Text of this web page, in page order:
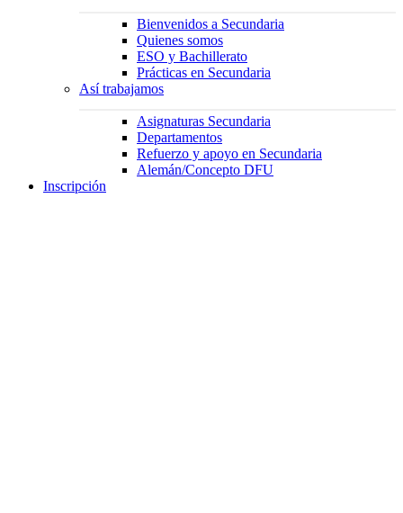
Bienvenidos a Secundaria
Quienes somos
ESO y Bachillerato
Prácticas en Secundaria
Así trabajamos
Asignaturas Secundaria
Departamentos
Refuerzo y apoyo en Secundaria
Alemán/Concepto DFU
Inscripción